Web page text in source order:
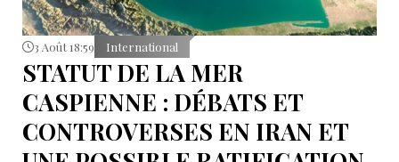
3 Août 18:59 International
STATUT DE LA MER
CASPIENNE : DÉBATS ET
CONTROVERSES EN IRAN ET